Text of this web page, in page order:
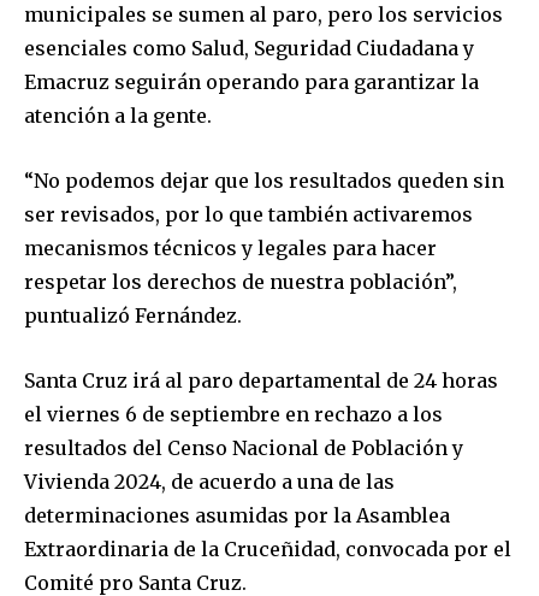
municipales se sumen al paro, pero los servicios
esenciales como Salud, Seguridad Ciudadana y
Emacruz seguirán operando para garantizar la
atención a la gente.
“No podemos dejar que los resultados queden sin
ser revisados, por lo que también activaremos
mecanismos técnicos y legales para hacer
respetar los derechos de nuestra población”,
puntualizó Fernández.
Santa Cruz irá al paro departamental de 24 horas
el viernes 6 de septiembre en rechazo a los
resultados del Censo Nacional de Población y
Vivienda 2024, de acuerdo a una de las
determinaciones asumidas por la Asamblea
Extraordinaria de la Cruceñidad, convocada por el
Comité pro Santa Cruz.